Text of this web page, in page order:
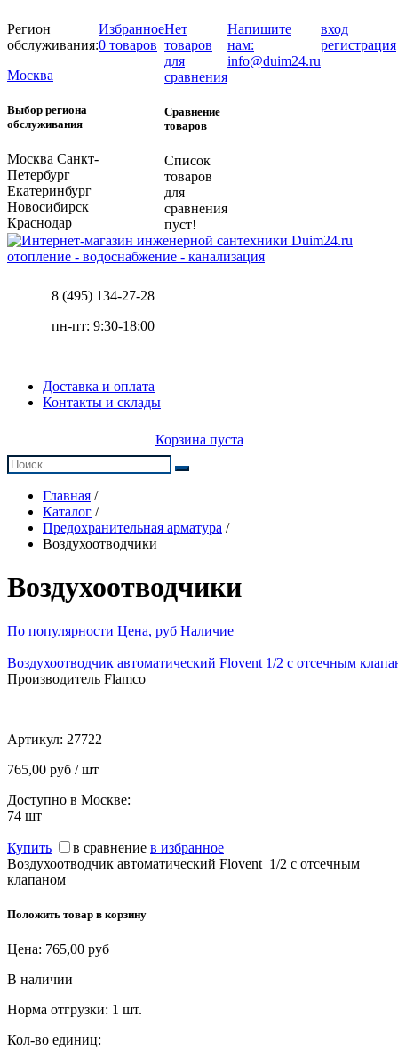
Регион
обслуживания:
Москва
Выбор региона
обслуживания
Москва Санкт-
Петербург
Екатеринбург
Новосибирск
Краснодар
Избранное
0 товаров
Нет
товаров
для
сравнения
Сравнение
товаров
Список
товаров
для
сравнения
пуст!
Напишите
нам:
info@duim24.ru
вход
регистрация
отопление - водоснабжение - канализация
8 (495) 134-27-28
пн-пт: 9:30-18:00
Доставка и оплата
Контакты и склады
Корзина пуста
Главная /
Каталог /
Предохранительная арматура /
Воздухоотводчики
Воздухоотводчики
По популярности Цена, руб Наличие
Воздухоотводчик автоматический Flovent 1/2 с отсечным
Производитель Flamco
Артикул: 27722
765,00 руб / шт
Доступно в Москве:
74 шт
Купить в сравнение в избранное
Воздухоотводчик автоматический Flovent 1/2 с отсечным
клапаном
Положить товар в корзину
Цена: 765,00 руб
В наличии
Норма отгрузки: 1 шт.
Кол-во единиц: